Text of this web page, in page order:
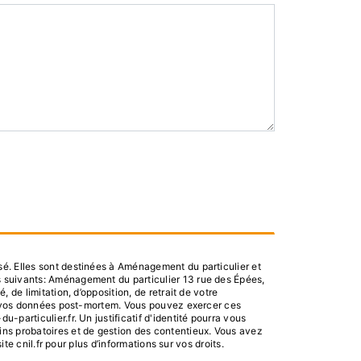
Elles sont destinées à Aménagement du particulier et
Aménagement du particulier 13 rue des Épées,
de limitation, d’opposition, de retrait de votre
données post-mortem. Vous pouvez exercer ces
particulier.fr. Un justificatif d'identité pourra vous
probatoires et de gestion des contentieux. Vous avez
cnil.fr pour plus d’informations sur vos droits.